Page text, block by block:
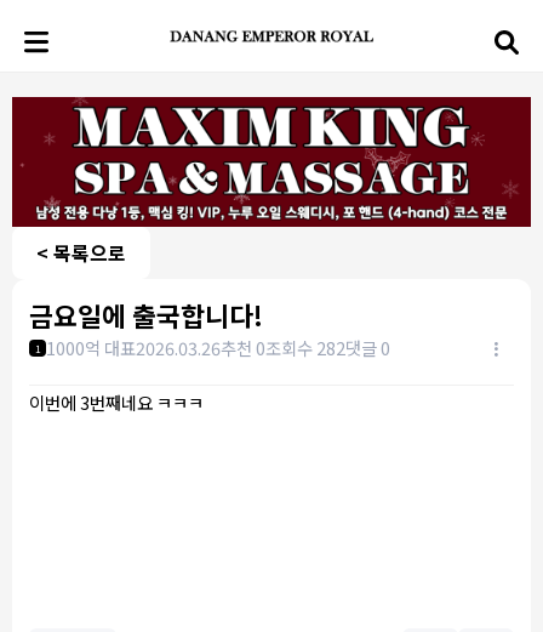
< 목록으로
금요일에 출국합니다!
1 1000억 대표2026.03.26추천 0조회수 282댓글 0
이번에 3번째네요 ㅋㅋㅋ